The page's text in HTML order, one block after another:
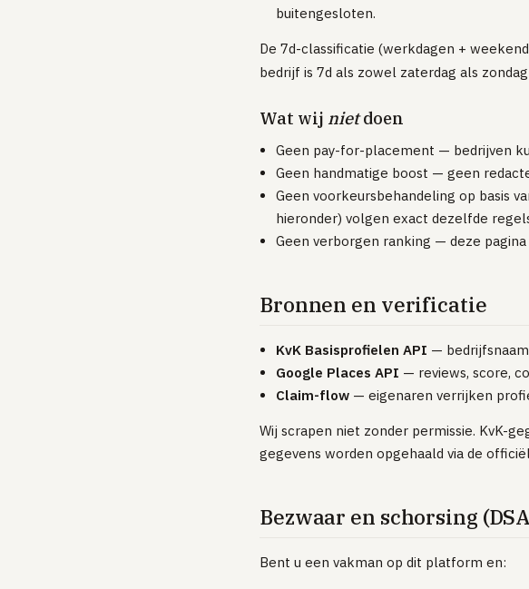
buitengesloten.
De 7d-classificatie (werkdagen +
bedrijf is 7d als zowel zaterdag als
Wat wij nietdoen
Geen pay-for-placement — bedrijven
Geen handmatige boost — geen
Geen voorkeursbehandeling op basis
hieronder) volgen exact dezelfde
Geen verborgen ranking — deze
Bronnen en verificatie
KvK Basisprofielen API —
Google Places API — reviews, score,
Claim-flow — eigenaren verrijken
Wij scrapen niet zonder permissie. KvK-
gegevens worden opgehaald via de
Bezwaar en schorsing
Bent u een vakman op dit platform en: